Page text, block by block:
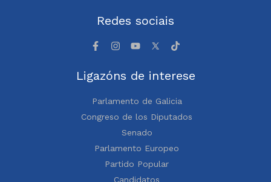
Redes sociais
Ligazóns de interese
Parlamento de Galicia
Congreso de los Diputados
Senado
Parlamento Europeo
Partido Popular
Candidatos